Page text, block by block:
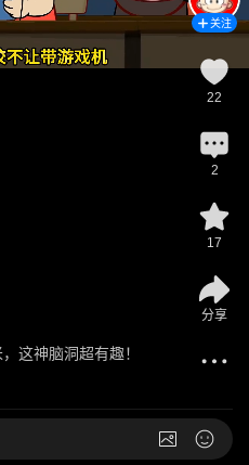
这神脑洞超有趣！
关注
22
2
17
分享